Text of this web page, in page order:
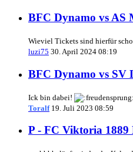
BFC Dynamo vs AS
Wieviel Tickets sind hierfür
luzi75 30. April 2024 08:19
BFC Dynamo vs SV
Ick bin dabei!
Toralf 19. Juli 2023 08:59
P - FC Viktoria 1889